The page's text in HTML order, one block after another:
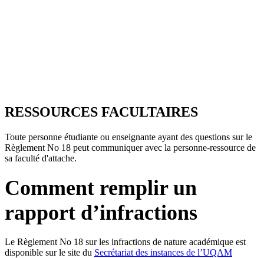
RESSOURCES FACULTAIRES
Toute personne étudiante ou enseignante ayant des questions sur le
Règlement No 18 peut communiquer avec la personne-ressource de
sa faculté d'attache.
Comment remplir un
rapport d’infractions
Le Règlement No 18 sur les infractions de nature académique est
disponible sur le site du Secrétariat des instances de l’UQAM